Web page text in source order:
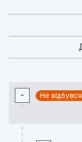
- Не відбувся